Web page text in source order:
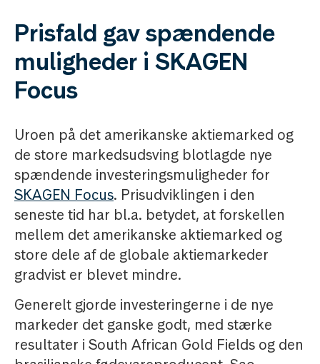
Prisfald gav spændende
muligheder i SKAGEN
Focus
Uroen på det amerikanske aktiemarked og
de store markedsudsving blotlagde nye
spændende investeringsmuligheder for
SKAGEN Focus. Prisudviklingen i den
seneste tid har bl.a. betydet, at forskellen
mellem det amerikanske aktiemarked og
store dele af de globale aktiemarkeder
gradvist er blevet mindre.
Generelt gjorde investeringerne i de nye
markeder det ganske godt, med stærke
resultater i South African Gold Fields og den